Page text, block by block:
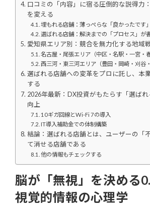
口コミの「内容」に宿る圧倒的な説得力
を変える
埋もれる店舗：薄っぺらな「良かったです
選ばれる店舗：解決までの「プロセス」が
愛知県エリア別：競合を無力化する地域
名古屋・尾張エリア（中区・名駅・一宮・
西三河・東三河エリア（豊田・岡崎・刈谷
選ばれる店舗への変革をプロに託し、本
する
2026年最新：DX投資がもたらす「選ば
向上
10ギガ回線とWi-Fi 7の導入
IT導入補助金での体制構築
結論：選ばれる店舗とは、ユーザーの「
て消せる店舗である
他の情報もチェックする
脳が「無視」を決める
視覚的情報の心理学